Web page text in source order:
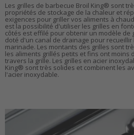
Les grilles de barbecue Broil King® sont
propriétés de stockage de la chaleur et
exigences pour griller vos aliments à
est la possibilité d'utiliser les grilles en
côtés est effilé pour obtenir un modèle de
doté d'un canal de drainage pour
marinade. Les montants des grilles sont
les aliments grillés petits et fins ont moins
travers la grille. Les grilles en acier
King® sont très solides et combinent les
l'acier inoxydable.